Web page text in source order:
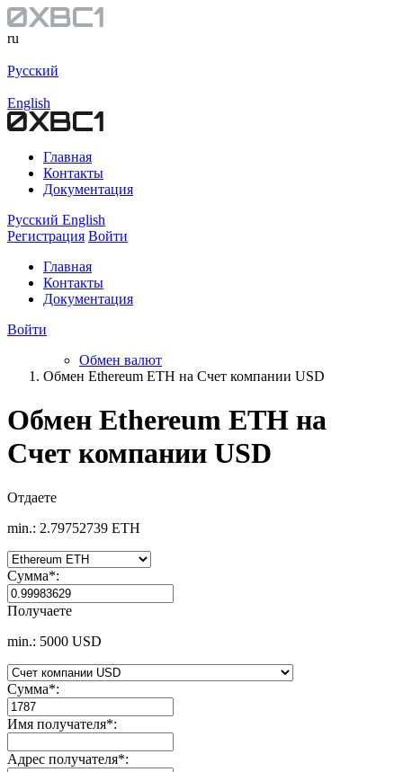
ru
Русский
English
Главная
Контакты
Документация
Русский English
Регистрация Войти
Главная
Контакты
Документация
Войти
Обмен валют
Обмен Ethereum ETH на Счет компании USD
Обмен Ethereum ETH на
Счет компании USD
Отдаете
min.: 2.79752739 ETH
Сумма*:
Получаете
min.: 5000 USD
Сумма*:
Имя получателя*:
Адрес получателя*: